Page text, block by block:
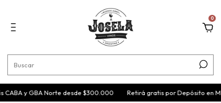
0
y GBA Norte desde $300.000 Retirá gratis por Depósito en